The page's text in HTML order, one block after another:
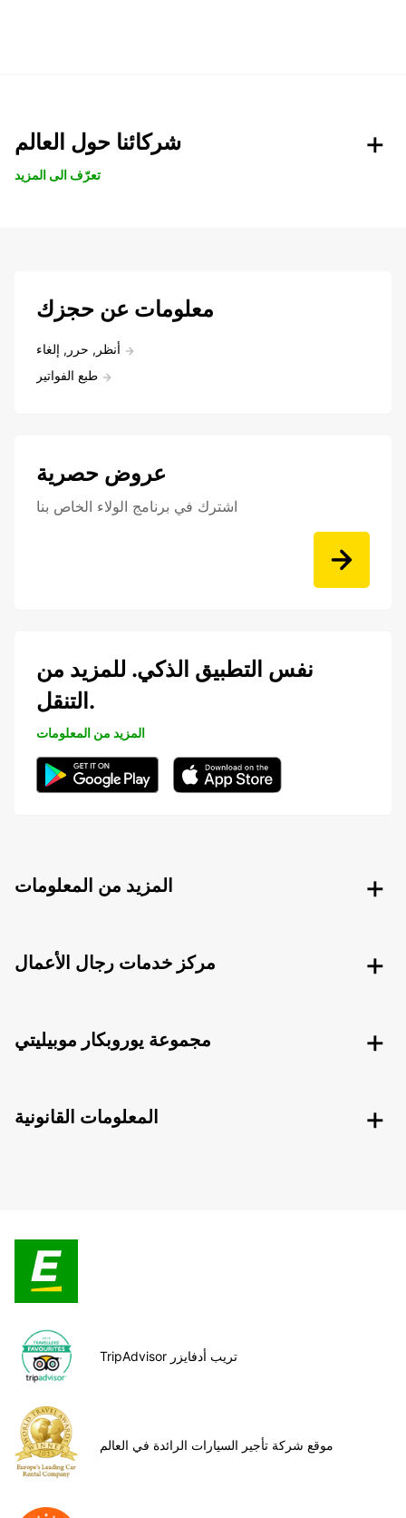
شركائنا حول العالم
تعرّف الى المزيد
معلومات عن حجزك
أنظر, حرر, إلغاء
طبع الفواتير
عروض حصرية
اشترك في برنامج الولاء الخاص بنا
نفس التطبيق الذكي. للمزيد من
التنقل.
المزيد من المعلومات
المزيد من المعلومات
مركز خدمات رجال الأعمال
مجموعة يوروبكار موبيليتي
المعلومات القانونية
TripAdvisor تريب أدفايزر
موقع شركة تأجير السيارات الرائدة في العالم